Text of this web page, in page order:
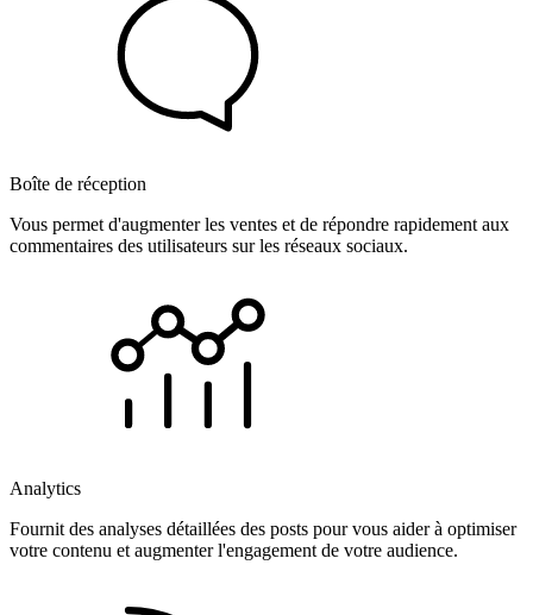
Boîte de réception
Vous permet d'augmenter les ventes et de répondre rapidement aux
commentaires des utilisateurs sur les réseaux sociaux.
Analytics
Fournit des analyses détaillées des posts pour vous aider à optimiser
votre contenu et augmenter l'engagement de votre audience.